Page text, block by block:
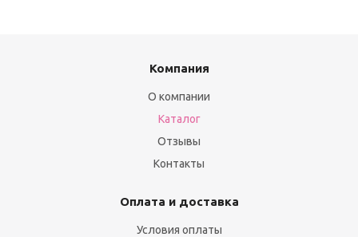
Компания
О компании
Каталог
Отзывы
Контакты
Оплата и доставка
Условия оплаты